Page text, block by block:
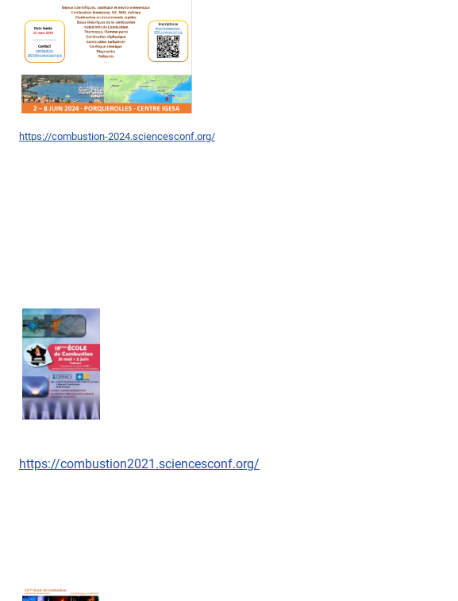
https://combustion-2024.sciencesconf.org/
https://combustion2021.sciencesconf.org/